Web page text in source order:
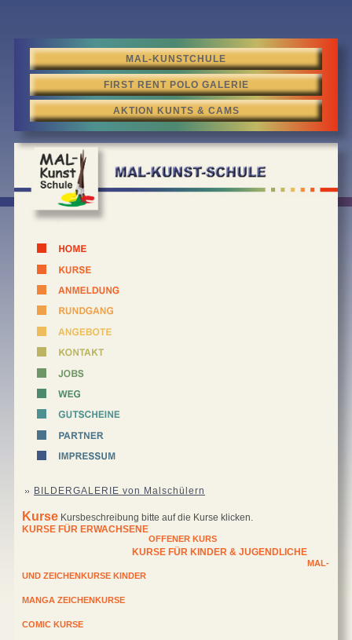
MAL-KUNSTCHULE
FIRST RENT POLO GALERIE
AKTION KUNTS & CAMS
BILDERGALERIE von Malschülern
Kurse Kursbeschreibung bitte auf die Kurse klicken.
KURSE FÜR ERWACHSENE
KURSE FÜR KINDER & JUGENDLICHE
OFFENER KURS
MAL-
UND ZEICHENKURSE KINDER
MANGA ZEICHENKURSE
COMIC KURSE